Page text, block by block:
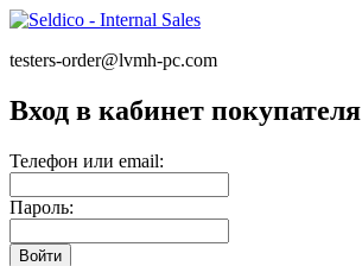
testers-order@lvmh-pc.com
Вход в кабинет покупателя
Телефон или email:
Пароль: